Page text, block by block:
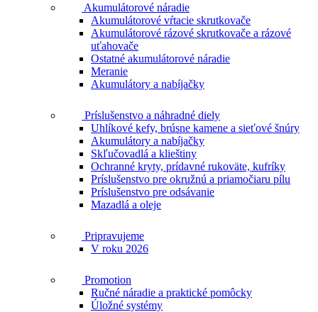
Akumulátorové náradie
Akumulátorové vŕtacie skrutkovače
Akumulátorové rázové skrutkovače a rázové
uťahovače
Ostatné akumulátorové náradie
Meranie
Akumulátory a nabíjačky
Príslušenstvo a náhradné diely
Uhlíkové kefy, brúsne kamene a sieťové šnúry
Akumulátory a nabíjačky
Skľučovadlá a klieštiny
Ochranné kryty, prídavné rukoväte, kufríky
Príslušenstvo pre okružnú a priamočiaru pílu
Príslušenstvo pre odsávanie
Mazadlá a oleje
Pripravujeme
V roku 2026
Promotion
Ručné náradie a praktické pomôcky
Úložné systémy